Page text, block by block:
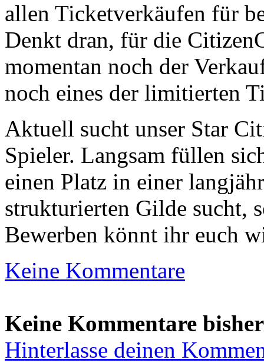
allen Ticketverkäufen für
Denkt dran, für die
momentan noch der
noch eines der limitierten
Aktuell sucht unser Star
Spieler. Langsam füllen
einen Platz in einer
strukturierten Gilde sucht,
Bewerben könnt ihr euch
Keine Kommentare
Keine Kommentare bisher
Hinterlasse deinen